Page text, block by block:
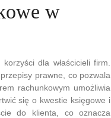
w
dla właścicieli firm.
prawne, co pozwala
rachunkowym umożliwia
się o kwestie księgowe i
do klienta, co oznacza